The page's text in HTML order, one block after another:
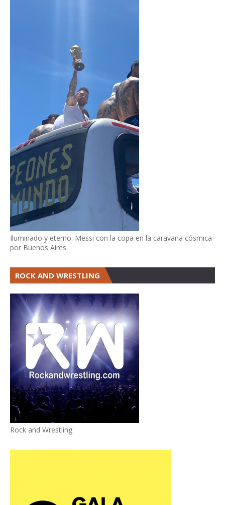
Iluminado y eterno. Messi con la copa en la caravana cósmica
por Buenos Aires
ROCK AND WRESTLING
Rock and Wrestling